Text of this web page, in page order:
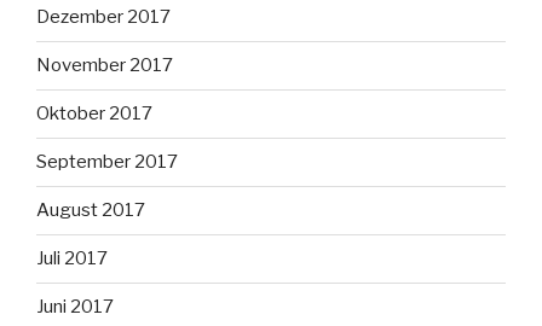
Dezember 2017
November 2017
Oktober 2017
September 2017
August 2017
Juli 2017
Juni 2017